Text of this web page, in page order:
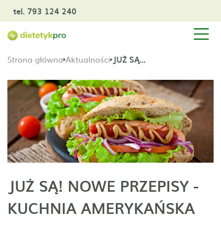
tel. 793 124 240
Strona główna Aktualności JUŻ SĄ! NOWE PRZEPISY - KUCHNIA AMERYKAŃSKA
JUŻ SĄ! NOWE PRZEPISY -
KUCHNIA AMERYKAŃSKA